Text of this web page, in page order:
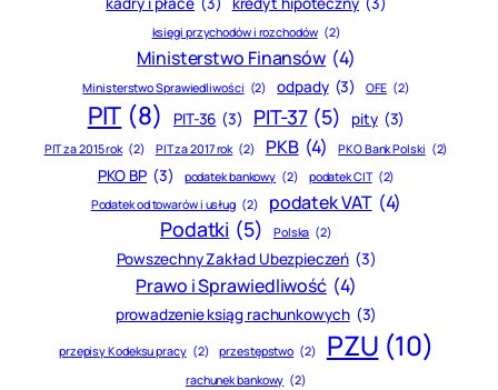
księgi przychodów i rozchodów (2)
Ministerstwo Finansów (4)
Ministerstwo Sprawiedliwości (2) odpady (3) OFE (2)
PIT (8) PIT-36 (3) PIT-37 (5) pity (3)
PIT za 2015 rok (2) PIT za 2017 rok (2) PKB (4) PKO Bank Polski (2)
PKO BP (3) podatek bankowy (2) podatek CIT (2)
Podatek od towarów i usług (2) podatek VAT (4)
Podatki (5) Polska (2)
Powszechny Zakład Ubezpieczeń (3)
Prawo i Sprawiedliwość (4)
prowadzenie ksiąg rachunkowych (3)
przepisy Kodeksu pracy (2) przestępstwo (2) PZU (10)
rachunek bankowy (2)